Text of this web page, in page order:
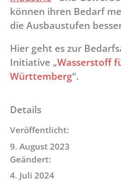
können ihren Bedarf
die Ausbaustufen
Hier geht es zur
Initiative „Wasserstoff
Württemberg“.
Details
Veröffentlicht:
9. August 2023
Geändert:
4. Juli 2024